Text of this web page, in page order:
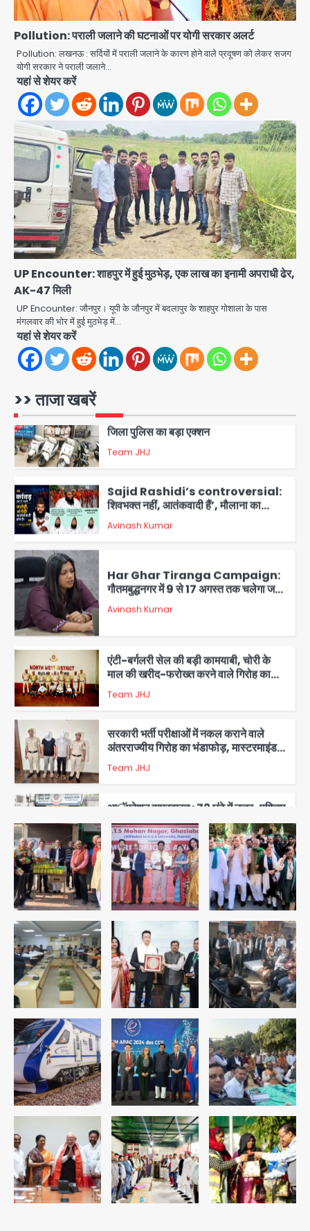
Pollution: पराली जलाने की घटनाओं पर योगी सरकार अलर्ट
Pollution: लखनऊ : सर्दियों में पराली जलाने के कारण होने वाले प्रदूषण को लेकर सजग
योगी सरकार ने पराली जलाने…
यहां से शेयर करें
UP Encounter: शाहपुर में हुई मुठभेड़, एक लाख का इनामी अपराधी ढेर,
AK-47 मिली
UP Encounter: जौनपुर। यूपी के जौनपुर में बदलापुर के शाहपुर गोशाला के पास
मंगलवार की भोर में हुई मुठभेड़ में…
यहां से शेयर करें
>> ताजा खबरें
4
आॅपरेशन ह्यप्रहारह्ण : 72 घंटे में उत्तर-पश्चिम
जिला पुलिस का बड़ा एक्शन
Team JHJ
5
Sajid Rashidi’s controversial:
शिवभक्त नहीं, आतंकवादी हैं’, मौलाना का
कांवड़ियों पर विवादित बयान, BJP विधायक ने
कराई FIR, NSA की मांग
Avinash Kumar
1
Har Ghar Tiranga Campaign:
गौतमबुद्धनगर में 9 से 17 अगस्त तक चलेगा जन-
जागरूकता महाअभियान, डीएम ने की समीक्षा
बैठक
Avinash Kumar
2
एंटी-बर्गलरी सेल की बड़ी कामयाबी, चोरी के
माल की खरीद-फरोख्त करने वाले गिरोह का
भंडाफोड़
अंतरराज्यीय गिरोह का भंडाफोड़, मास्टरमाइंड
समेत 7 गिरफ्तार
Team JHJ
4
जिला पुलिस का बड़ा एक्शन
Team JHJ
5
शिवभक्त नहीं, आतंकवादी हैं’, मौलाना का
कांवड़ियों पर विवादित बयान, BJP विधायक ने
कराई FIR, NSA की मांग
Avinash Kumar
1
गौतमबुद्धनगर में 9 से 17 अगस्त तक चलेगा जन-
जागरूकता महाअभियान, डीएम ने की समीक्षा
बैठक
Avinash Kumar
2
माल की खरीद-फरोख्त करने वाले गिरोह का
भंडाफोड़
Team JHJ
3
अंतरराज्यीय गिरोह का भंडाफोड़, मास्टरमाइंड
समेत 7 गिरफ्तार
Team JHJ
4
जिला पुलिस का बड़ा एक्शन
Team JHJ
5
Sajid Rashidi’s controversial:
शिवभक्त नहीं, आतंकवादी हैं’, मौलाना का
कांवड़ियों पर विवादित बयान, BJP विधायक ने
कराई FIR, NSA की मांग
Avinash Kumar